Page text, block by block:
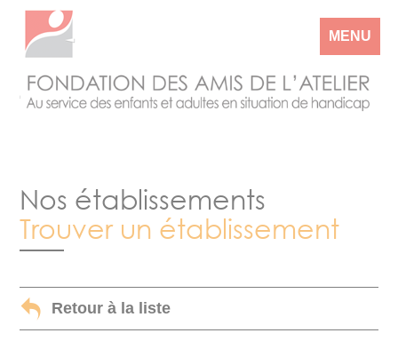
MENU
Nos établissements
Trouver un établissement
Retour à la liste